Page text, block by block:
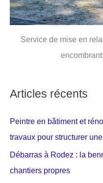
Service de mise en
Articles récents
Peintre en bâtiment et
travaux pour structurer
Débarras à Rodez : la
chantiers propres